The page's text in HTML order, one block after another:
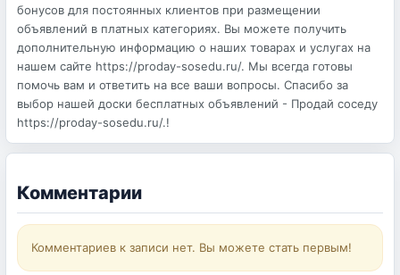
бонусов для постоянных клиентов при размещении
объявлений в платных категориях. Вы можете получить
дополнительную информацию о наших товарах и услугах на
нашем сайте https://proday-sosedu.ru/. Мы всегда готовы
помочь вам и ответить на все ваши вопросы. Спасибо за
выбор нашей доски бесплатных объявлений - Продай соседу
https://proday-sosedu.ru/.!
Комментарии
Комментариев к записи нет. Вы можете стать первым!